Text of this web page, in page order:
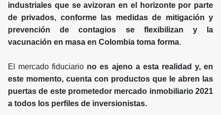
industriales que se avizoran en el horizonte por parte
de privados, conforme las medidas de mitigación y
prevención de contagios se flexibilizan y la
vacunación en masa en Colombia toma forma.
El mercado fiduciario no es ajeno a esta realidad y, en
este momento, cuenta con productos que le abren las
puertas de este prometedor mercado inmobiliario 2021
a todos los perfiles de inversionistas.